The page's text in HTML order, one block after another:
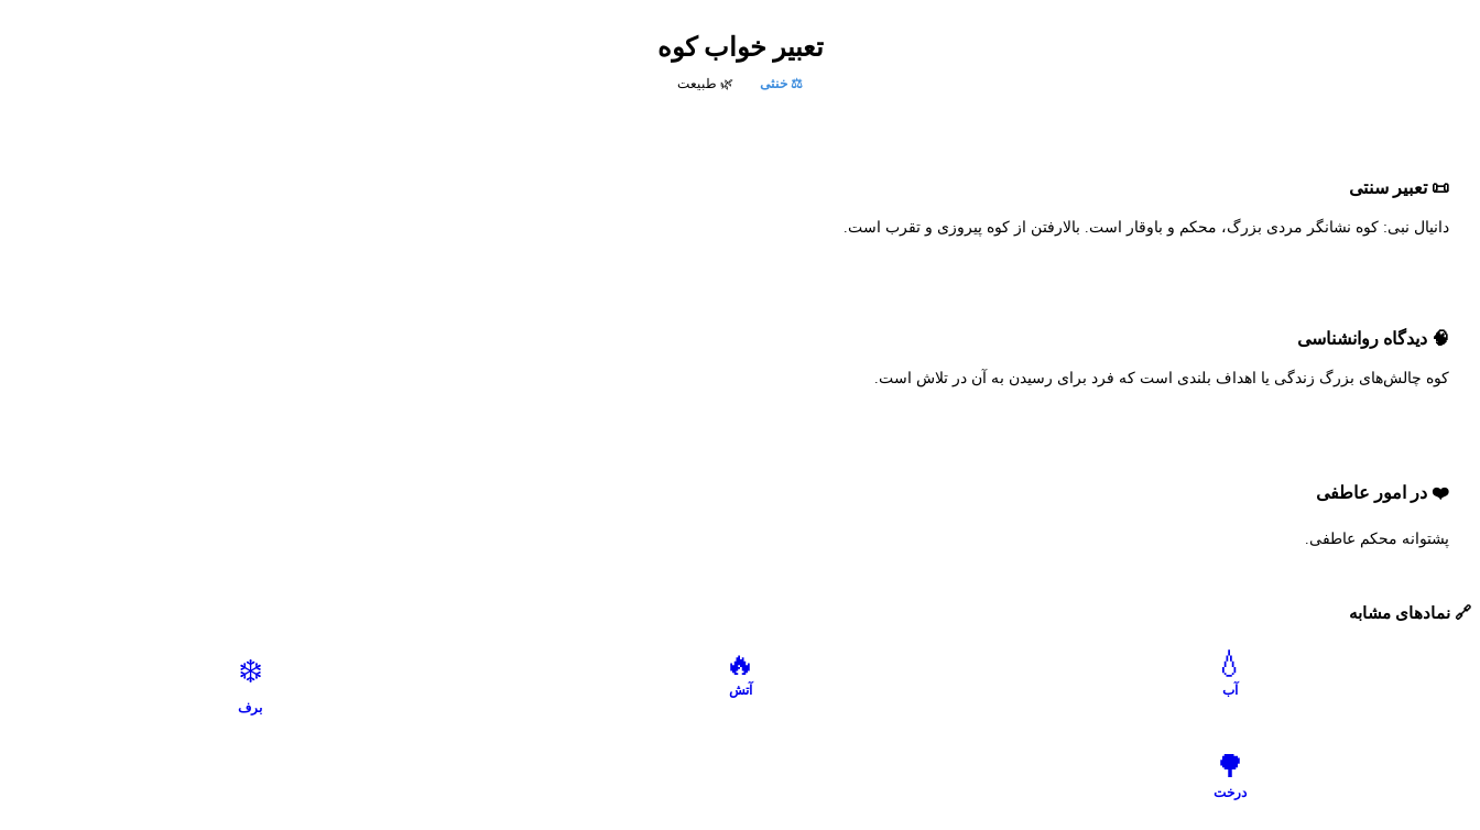
تعبیر خوابکوه
⚖️ خنثی 🌿 طبیعت
📜 تعبیر سنتی
دانیال نبی: کوه نشانگر مردی بزرگ، محکم و باوقار است. بالارفتن از کوه پیروزی و تقرب است.
🧠 دیدگاه روانشناسی
کوه چالش‌های بزرگ زندگی یا اهداف بلندی است که فرد برای رسیدن به آن در تلاش است.
❤️ در امور عاطفی
پشتوانه محکم عاطفی.
🔗 نمادهای مشابه
💧
آب
🔥
آتش
❄️
برف
🌳
درخت